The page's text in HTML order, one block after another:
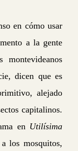
en cómo usar
a la gente
dicen que es
alejado
capitalinos.
en Utilísima
los mosquitos,